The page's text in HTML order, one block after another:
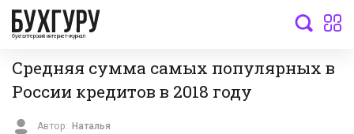
бухгалтерский интернет-журнал
Средняя сумма самых популярных в
России кредитов в 2018 году
Автор: Наталья